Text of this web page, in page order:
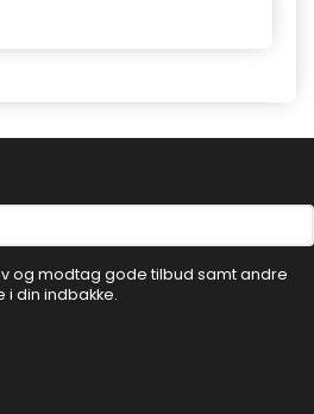
og modtag gode tilbud samt andre
din indbakke.